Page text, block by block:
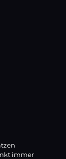
immer